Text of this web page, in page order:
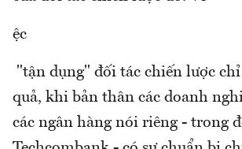
ệc
"tận dụng" đối tác chiến lược
quả, khi bản thân các doanh
các ngân hàng nói riêng - trong